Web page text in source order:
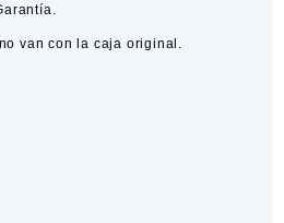
van con la caja original.